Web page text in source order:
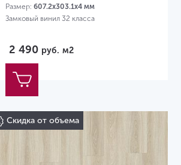
Размер: 607.2х303.1х4 мм
Замковый винил 32 класса
2 490 руб. м2
Скидка от объема